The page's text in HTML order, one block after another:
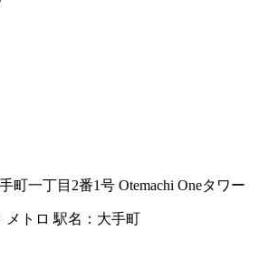
町一丁目2番1号 Otemachi Oneタワー
トロ 駅名：大手町